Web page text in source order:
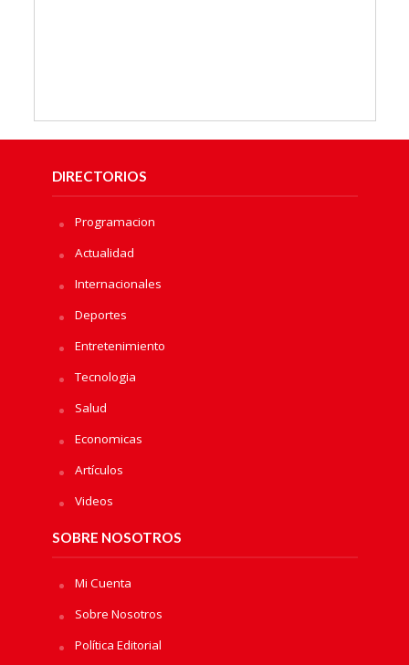
DIRECTORIOS
Programacion
Actualidad
Internacionales
Deportes
Entretenimiento
Tecnologia
Salud
Economicas
Artículos
Videos
SOBRE NOSOTROS
Mi Cuenta
Sobre Nosotros
Política Editorial